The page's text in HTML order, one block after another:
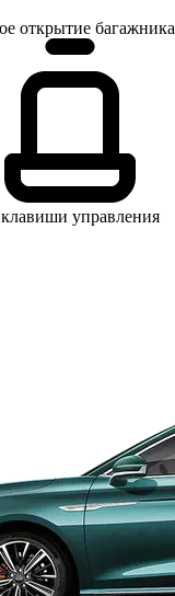
открытие багажника
управления